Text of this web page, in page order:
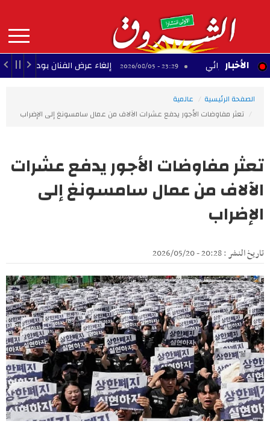
contenu
principal
MAIN
NAVIGATION الأخبار 23:29 - 2026/08/05 إلغاء عرض الفنان بودشار ضمن مهرجان
الصفحة الرئيسية
عالمية
تعثر مفاوضات الأجور يدفع عشرات الآلاف من عمال سامسونغ إلى الإضراب
تعثر مفاوضات الأجور يدفع عشرات
الآلاف من عمال سامسونغ إلى
الإضراب
تاريخ النشر : 20:28 - 2026/05/20